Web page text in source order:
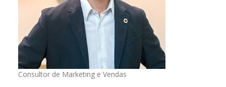
Consultor de Marketing e Vendas